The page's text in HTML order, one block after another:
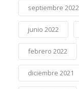
septiembre 2022
junio 2022
febrero 2022
diciembre 2021